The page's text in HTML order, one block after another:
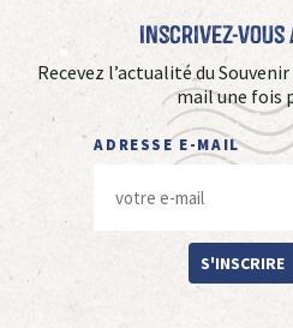
Inscrivez-vous
Recevez l’actualité du
mail une fois
ADRESSE E-MAIL
S'INSCRIRE